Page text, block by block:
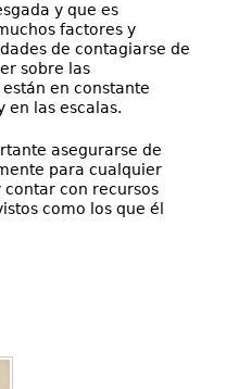
y que es
factores y
de contagiarse de
sobre las
en constante
en las escalas.
asegurarse de
para cualquier
con recursos
como los que él